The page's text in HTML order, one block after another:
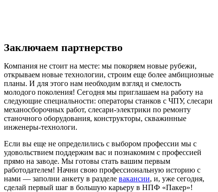
Заключаем партнерство
Компания не стоит на месте: мы покоряем новые рубежи,
открываем новые технологии, строим еще более амбициозные
планы. И для этого нам необходим взгляд и смелость
молодого поколения! Сегодня мы приглашаем на работу на
следующие специальности: операторы станков с ЧПУ, слесари
механосборочных работ, слесари-электрики по ремонту
станочного оборудования, конструкторы, скважинные
инженеры-технологи.
Если вы еще не определились с выбором профессии мы с
удовольствием поддержим вас и познакомим с профессией
прямо на заводе. Мы готовы стать вашим первым
работодателем! Начни свою профессиональную историю с
нами — заполни анкету в разделе вакансии, и, уже сегодня,
сделай первый шаг в большую карьеру в НПФ «Пакер»!